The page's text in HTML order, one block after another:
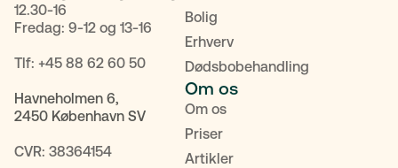
12.30-16
Fredag: 9-12 og 13-16
Tlf: +45 88 62 60 50
Havneholmen 6,
2450 København SV
CVR: 38364154
Bolig
Erhverv
Dødsbobehandling
Om os
Om os
Priser
Artikler